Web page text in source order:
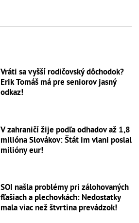
Vráti sa vyšší rodičovský dôchodok?
Erik Tomáš má pre seniorov jasný
odkaz!
V zahraničí žije podľa odhadov až 1,8
milióna Slovákov: Štát im vlani poslal
milióny eur!
SOI našla problémy pri zálohovaných
fľašiach a plechovkách: Nedostatky
mala viac než štvrtina prevádzok!